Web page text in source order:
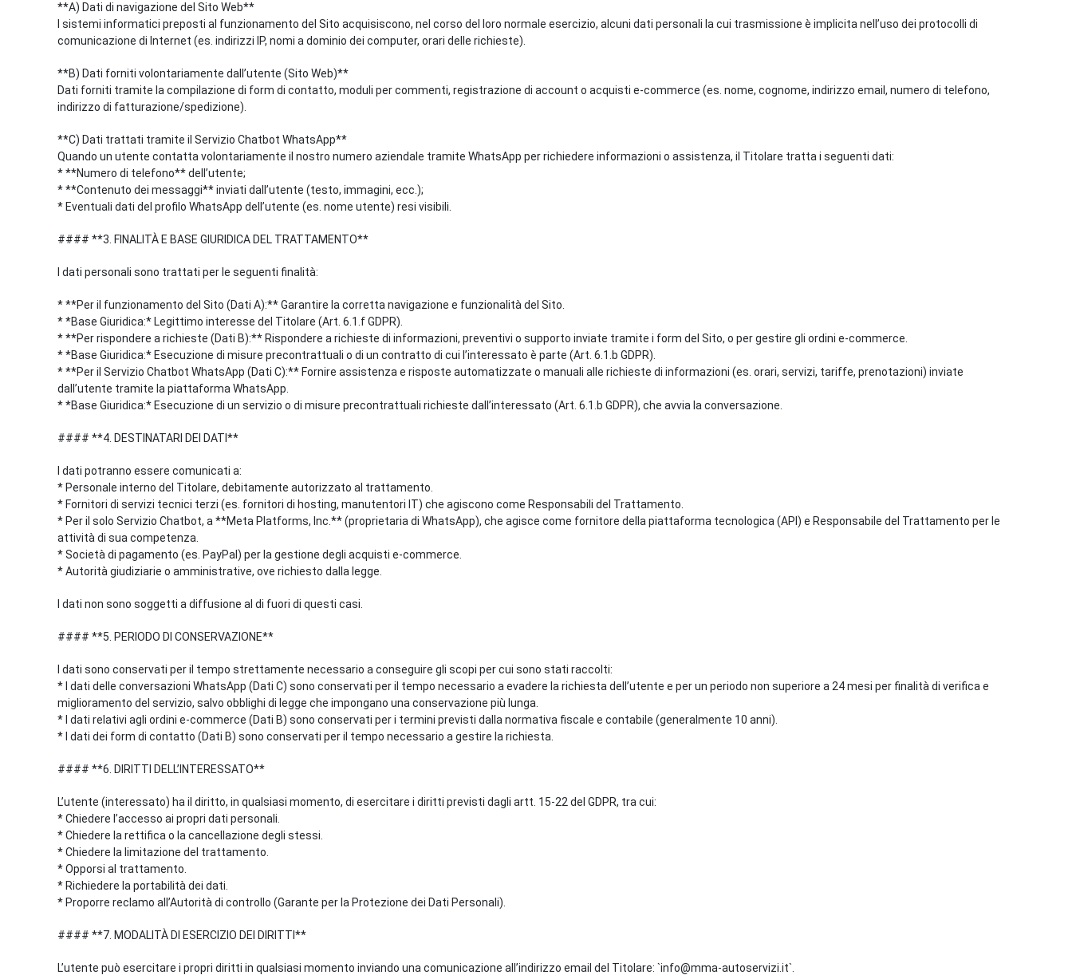
**A) Dati di navigazione del Sito Web**
I sistemi informatici preposti al funzionamento del Sito acquisiscono, nel corso del loro normale esercizio, alcuni dati personali la cui trasmissione è implicita nell’uso dei protocolli di
comunicazione di Internet (es. indirizzi IP, nomi a dominio dei computer, orari delle richieste).
**B) Dati forniti volontariamente dall’utente (Sito Web)**
Dati forniti tramite la compilazione di form di contatto, moduli per commenti, registrazione di account o acquisti e-commerce (es. nome, cognome, indirizzo email, numero di telefono,
indirizzo di fatturazione/spedizione).
**C) Dati trattati tramite il Servizio Chatbot WhatsApp**
Quando un utente contatta volontariamente il nostro numero aziendale tramite WhatsApp per richiedere informazioni o assistenza, il Titolare tratta i seguenti dati:
* **Numero di telefono** dell’utente;
* **Contenuto dei messaggi** inviati dall’utente (testo, immagini, ecc.);
* Eventuali dati del profilo WhatsApp dell’utente (es. nome utente) resi visibili.
#### **3. FINALITÀ E BASE GIURIDICA DEL TRATTAMENTO**
I dati personali sono trattati per le seguenti finalità:
* **Per il funzionamento del Sito (Dati A):** Garantire la corretta navigazione e funzionalità del Sito.
* *Base Giuridica:* Legittimo interesse del Titolare (Art. 6.1.f GDPR).
* **Per rispondere a richieste (Dati B):** Rispondere a richieste di informazioni, preventivi o supporto inviate tramite i form del Sito, o per gestire gli ordini e-commerce.
* *Base Giuridica:* Esecuzione di misure precontrattuali o di un contratto di cui l’interessato è parte (Art. 6.1.b GDPR).
* **Per il Servizio Chatbot WhatsApp (Dati C):** Fornire assistenza e risposte automatizzate o manuali alle richieste di informazioni (es. orari, servizi, tariffe, prenotazioni) inviate
dall’utente tramite la piattaforma WhatsApp.
* *Base Giuridica:* Esecuzione di un servizio o di misure precontrattuali richieste dall’interessato (Art. 6.1.b GDPR), che avvia la conversazione.
#### **4. DESTINATARI DEI DATI**
I dati potranno essere comunicati a:
* Personale interno del Titolare, debitamente autorizzato al trattamento.
* Fornitori di servizi tecnici terzi (es. fornitori di hosting, manutentori IT) che agiscono come Responsabili del Trattamento.
* Per il solo Servizio Chatbot, a **Meta Platforms, Inc.** (proprietaria di WhatsApp), che agisce come fornitore della piattaforma tecnologica (API) e Responsabile del Trattamento per le
attività di sua competenza.
* Società di pagamento (es. PayPal) per la gestione degli acquisti e-commerce.
* Autorità giudiziarie o amministrative, ove richiesto dalla legge.
I dati non sono soggetti a diffusione al di fuori di questi casi.
#### **5. PERIODO DI CONSERVAZIONE**
I dati sono conservati per il tempo strettamente necessario a conseguire gli scopi per cui sono stati raccolti:
* I dati delle conversazioni WhatsApp (Dati C) sono conservati per il tempo necessario a evadere la richiesta dell’utente e per un periodo non superiore a 24 mesi per finalità di verifica e
miglioramento del servizio, salvo obblighi di legge che impongano una conservazione più lunga.
* I dati relativi agli ordini e-commerce (Dati B) sono conservati per i termini previsti dalla normativa fiscale e contabile (generalmente 10 anni).
* I dati dei form di contatto (Dati B) sono conservati per il tempo necessario a gestire la richiesta.
#### **6. DIRITTI DELL’INTERESSATO**
L’utente (interessato) ha il diritto, in qualsiasi momento, di esercitare i diritti previsti dagli artt. 15-22 del GDPR, tra cui:
* Chiedere l’accesso ai propri dati personali.
* Chiedere la rettifica o la cancellazione degli stessi.
* Chiedere la limitazione del trattamento.
* Opporsi al trattamento.
* Richiedere la portabilità dei dati.
* Proporre reclamo all’Autorità di controllo (Garante per la Protezione dei Dati Personali).
#### **7. MODALITÀ DI ESERCIZIO DEI DIRITTI**
L’utente può esercitare i propri diritti in qualsiasi momento inviando una comunicazione all’indirizzo email del Titolare: `info@mma-autoservizi.it`.